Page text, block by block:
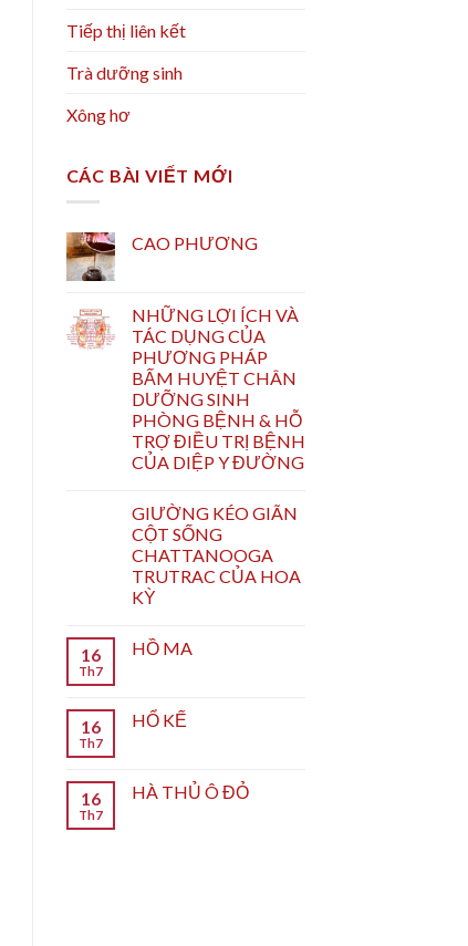
Tiếp thị liên kết
Trà dưỡng sinh
Xông hơ
CÁC BÀI VIẾT MỚI
CAO PHƯƠNG
NHỮNG LỢI ÍCH VÀ
TÁC DỤNG CỦA
PHƯƠNG PHÁP
BẤM HUYỆT CHÂN
DƯỠNG SINH
PHÒNG BỆNH & HỖ
TRỢ ĐIỀU TRỊ BỆNH
CỦA DIỆP Y ĐƯỜNG
GIƯỜNG KÉO GIÃN
CỘT SỐNG
CHATTANOOGA
TRUTRAC CỦA HOA
KỲ
16
Th7
HỒ MA
16
Th7
HỔ KẾ
16
Th7
HÀ THỦ Ô ĐỎ